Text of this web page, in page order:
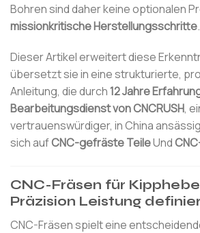
Bohren sind daher keine optionalen
missionkritische Herstellungsschritte.
Dieser Artikel erweitert diese
übersetzt sie in eine strukturierte,
Anleitung, die durch12 Jahre
Bearbeitungsdienst von CNCRUSH,
vertrauenswürdiger, in China
sich aufCNC-gefräste TeileUnd
CNC-Fräsen für
Präzision Leistung
CNC-Fräsen spielt eine